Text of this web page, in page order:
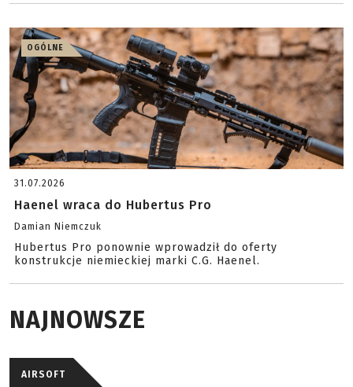
OGÓLNE
31.07.2026
Haenel wraca do Hubertus Pro
Damian Niemczuk
Hubertus Pro ponownie wprowadził do oferty
konstrukcje niemieckiej marki C.G. Haenel.
NAJNOWSZE
AIRSOFT